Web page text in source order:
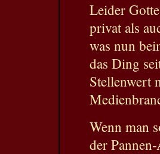
Leider
privat als
was nun
das Ding
Stellenwert
Wenn man
der